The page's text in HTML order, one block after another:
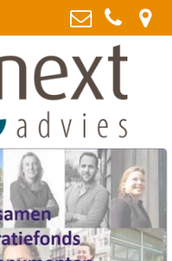
BV
14, 2352 JH
1835
@ movenext.nl
- duurzaam advies